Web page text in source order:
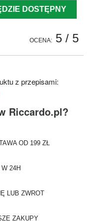
DOSTĘPNY
OCENA: 5 / 5
z przepisami:
Riccardo.pl?
OD 199 ZŁ
24H
LUB ZWROT
ZAKUPY